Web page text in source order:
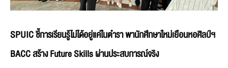
SPUIC ชี้การเรียนรู้ไม่ได้อยู่แค่ในตำรา พานักศึกษาใหม่เยือนหอศิลป์ฯ
BACC สร้าง Future Skills ผ่านประสบการณ์จริง